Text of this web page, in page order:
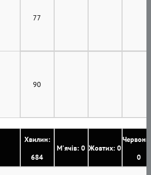
Хвилин:
684
М'ячів: 0 Жовтих: 0
0
77
90